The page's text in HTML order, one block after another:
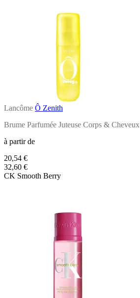
Lancôme Ô Zenith
Brume Parfumée Juteuse Corps & Cheveux
à partir de
20,54 €
32,60 €
CK Smooth Berry